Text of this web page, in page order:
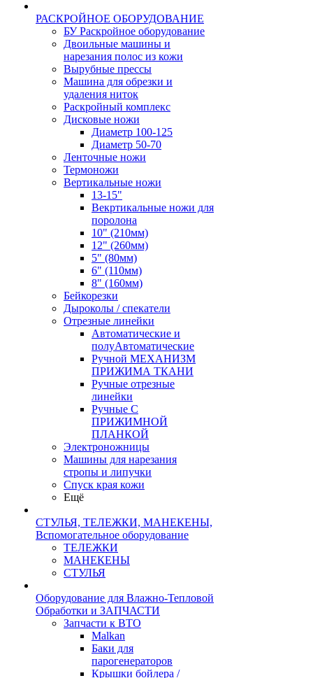
РАСКРОЙНОЕ ОБОРУДОВАНИЕ
БУ Раскройное оборудование
Двоильные машины и
нарезания полос из кожи
Вырубные прессы
Машина для обрезки и
удаления ниток
Раскройный комплекс
Дисковые ножи
Диаметр 100-125
Диаметр 50-70
Ленточные ножи
Термоножи
Вертикальные ножи
13-15"
Векртикальные ножи для
поролона
10" (210мм)
12" (260мм)
5" (80мм)
6" (110мм)
8" (160мм)
Бейкорезки
Дыроколы / спекатели
Отрезные линейки
Автоматические и
полуАвтоматические
Ручной МЕХАНИЗМ
ПРИЖИМА ТКАНИ
Ручные отрезные
линейки
Ручные С
ПРИЖИМНОЙ
ПЛАНКОЙ
Электроножницы
Машины для нарезания
стропы и липучки
Спуск края кожи
Ещё
СТУЛЬЯ, ТЕЛЕЖКИ, МАНЕКЕНЫ,
Вспомогательное оборудование
ТЕЛЕЖКИ
МАНЕКЕНЫ
СТУЛЬЯ
Оборудование для Влажно-Тепловой
Обработки и ЗАПЧАСТИ
Запчасти к ВТО
Malkan
Баки для
парогенераторов
Крышки бойлера /